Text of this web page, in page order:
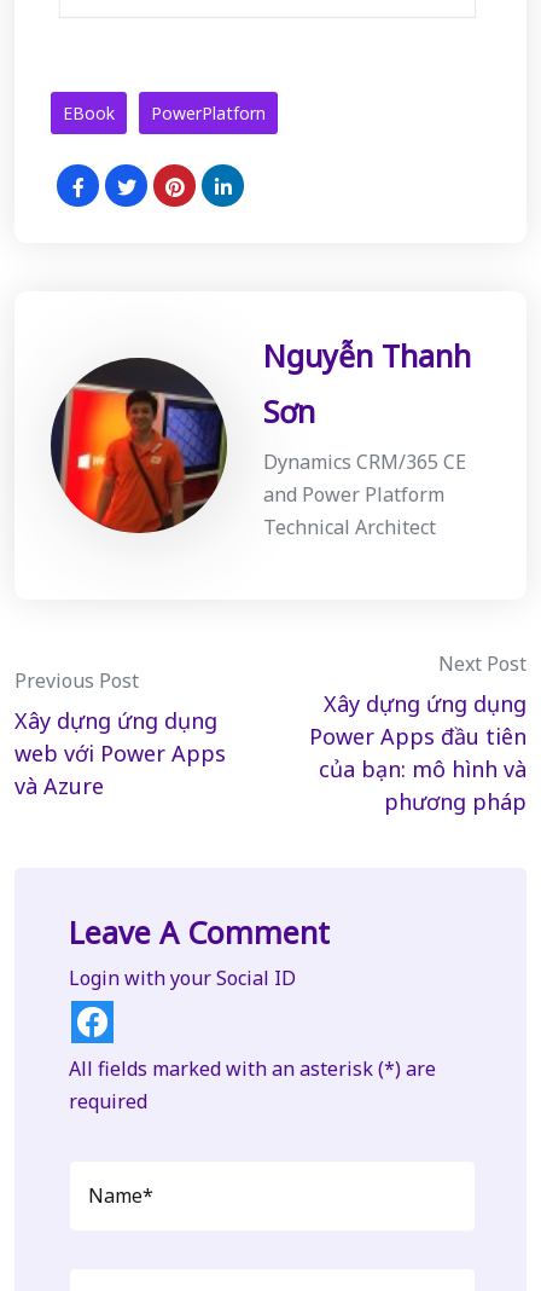
EBook PowerPlatforn
Nguyễn Thanh
Sơn
Dynamics CRM/365 CE
and Power Platform
Technical Architect
Post
navigation
Previous Post
Xây dựng ứng dụng
web với Power Apps
và Azure
Next Post
Xây dựng ứng dụng
Power Apps đầu tiên
của bạn: mô hình và
phương pháp
Leave A Comment
Login with your Social ID
All fields marked with an asterisk (*) are
required